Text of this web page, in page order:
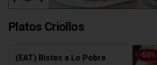
Platos Criollos
-50%
(EAT) Bistec a Lo Pobre